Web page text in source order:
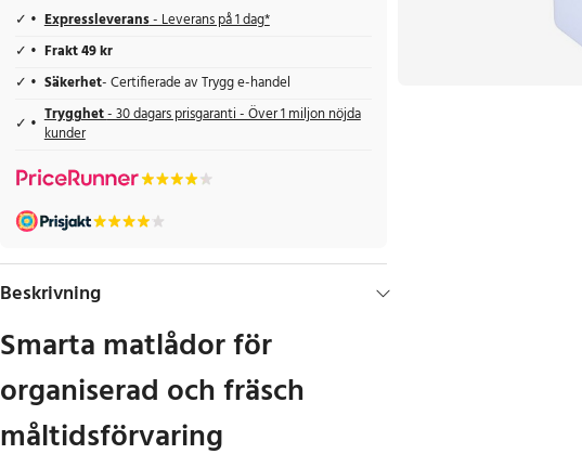
Expressleverans- Leverans på 1 dag*
Frakt 49 kr
Säkerhet- Certifierade av Trygg e-handel
Trygghet- 30 dagars prisgaranti - Över 1 miljon nöjda
kunder
Beskrivning
Smarta matlådor för
organiserad och fräsch
måltidsförvaring